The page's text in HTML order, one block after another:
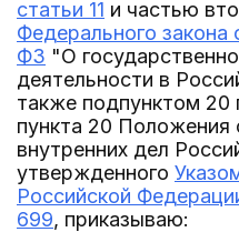
статьи 11 и частью
Федерального закона
ФЗ "О
деятельности в
также подпунктом 20
пункта 20 Положения
внутренних дел
утвержденного
Российской
699, приказываю: